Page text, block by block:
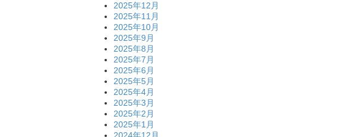
2025年12月
2025年11月
2025年10月
2025年9月
2025年8月
2025年7月
2025年6月
2025年5月
2025年4月
2025年3月
2025年2月
2025年1月